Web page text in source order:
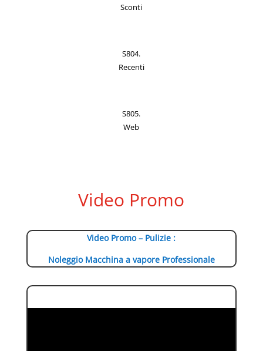
Sconti
S804.
Recenti
S805.
Web
Video Promo
Video Promo – Pulizie :
Noleggio Macchina a vapore Professionale